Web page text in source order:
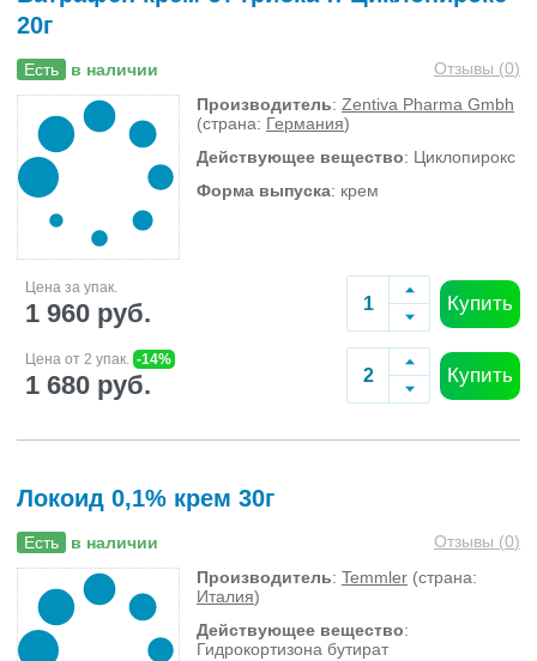
20г
Есть в наличии Отзывы (0)
Производитель: Zentiva Pharma Gmbh
(страна: Германия)
Действующее вещество: Циклопирокс
Форма выпуска: крем
Цена за упак.
1 960 руб. Купить
Цена от 2 упак. -14%
1 680 руб. Купить
Локоид 0,1% крем 30г
Есть в наличии Отзывы (0)
Производитель: Temmler (страна:
Италия)
Действующее вещество:
Гидрокортизона бутират